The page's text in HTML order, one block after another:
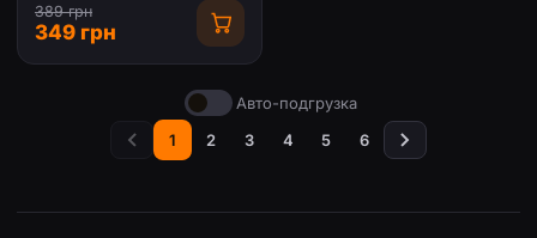
389 грн
349 грн
Авто-подгрузка
1
2 3 4 5 6